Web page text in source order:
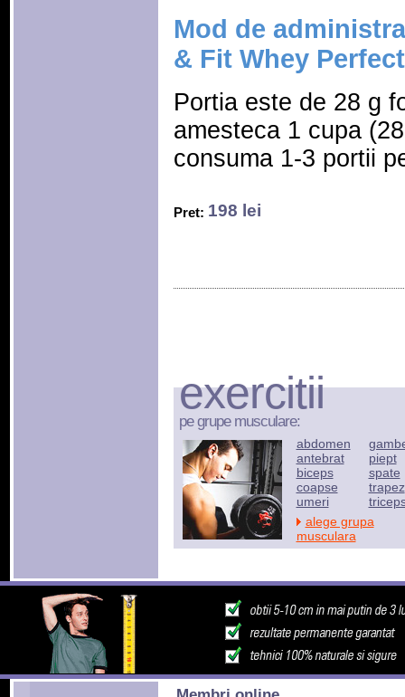
Mod de
& Fit Whey
Portia este de 28 g
amesteca 1 cupa
consuma 1-3 portii
Pret: 198 lei
exercitii
pe grupe musculare:
abdomen
antebrat
biceps
coapse
umeri
piept
spate
trapez
alege grupa
musculara